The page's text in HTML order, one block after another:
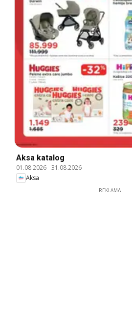
Aksa katalog
01.08.2026-31.08.2026
Aksa
REKLAMA